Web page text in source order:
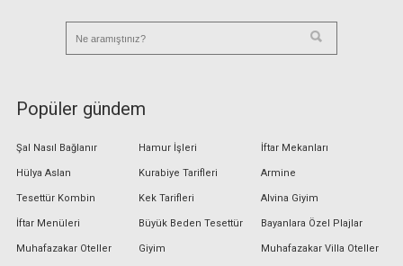
Popüler gündem
Şal Nasıl Bağlanır
Hülya Aslan
Tesettür Kombin
İftar Menüleri
Muhafazakar Oteller
Hamur İşleri
Kurabiye Tarifleri
Kek Tarifleri
Büyük Beden Tesettür
Giyim
İftar Mekanları
Armine
Alvina Giyim
Bayanlara Özel Plajlar
Muhafazakar Villa Oteller